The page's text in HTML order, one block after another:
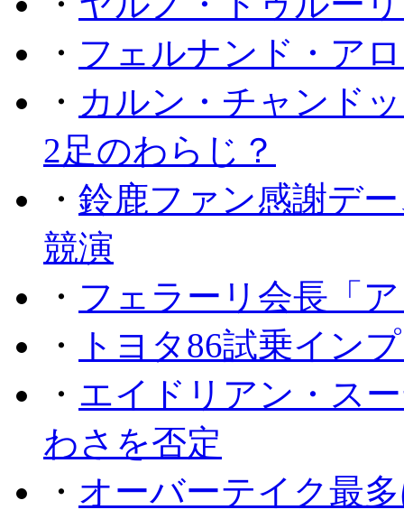
・ フェルナンド・ア
・ カルン・チャンド
2足のわらじ？
・ 鈴鹿ファン感謝デ
競演
・ フェラーリ会長「
・
トヨタ86試乗イン
・ エイドリアン・ス
わさを否定
・ オーバーテイク最